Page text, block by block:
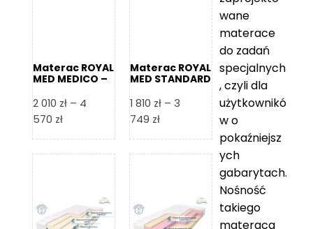
Materac ROYAL
MED MEDICO –
2 010 zł – 4
570 złZakres
od
4
Materac ROYAL
MED STANDARD
1 810 zł – 3
749 złZakres
od
3
wane
materace
do zadań
specjalnych
, czyli dla
użytkownikó
w o
pokaźniejsz
ych
gabarytach.
Nośność
takiego
materaca